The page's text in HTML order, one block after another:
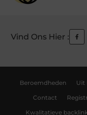
Vind Ons Hier :
Beroemdheden Uit
Contact
Kwalitatieve